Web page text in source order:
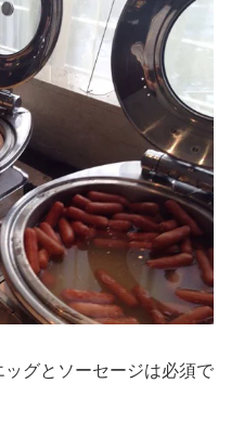
グとソーセージは必須で